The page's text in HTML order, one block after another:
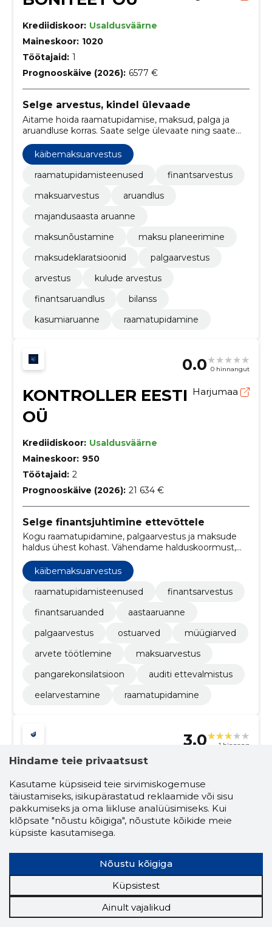
Krediidiskoor: Usaldusväärne
Maineskoor: 1020
Töötajaid: 1
Prognooskäive (2026): 6577 €
Selge arvestus, kindel ülevaade
Aitame hoida raamatupidamise, maksud, palga ja
aruandluse korras. Saate selge ülevaate ning saate
käibemaksuarvestus
raamatupidamisteenused
finantsarvestus
maksuarvestus
aruandlus
majandusaasta aruanne
maksunõustamine
maksu planeerimine
maksudeklaratsioonid
palgaarvestus
arvestus
kulude arvestus
finantsaruandlus
bilanss
kasumiaruanne
raamatupidamine
0.0 0 hinnangut
KONTROLLER EESTI
OÜ
Harjumaa
Krediidiskoor: Usaldusväärne
Maineskoor: 950
Töötajaid: 2
Prognooskäive (2026): 21 634 €
Selge finantsjuhtimine ettevõttele
Kogu raamatupidamine, palgaarvestus ja maksude
haldus ühest kohast. Vähendame halduskoormust,
tagame seaduslikkuse ja selged finantsaruanded.
käibemaksuarvestus
raamatupidamisteenused
finantsarvestus
finantsaruanded
aastaaruanne
palgaarvestus
ostuarved
müügiarved
arvete töötlemine
maksuarvestus
pangarekonsilatsioon
auditi ettevalmistus
eelarvestamine
raamatupidamine
3.0 1 hinnang
LANDFINANTS OÜ
Krediidiskoor: Usaldusväärne
Maineskoor: 910
Töötajaid: 1
Selge raamatupidamine, kindel
Täisteenus raamatupidamisest ja palgaarvestusest
kuni finantsaruandluseni; tagame korrektsuse,
Hindame teie privaatsust
Kasutame küpsiseid teie sirvimiskogemuse
täiustamiseks, isikupärastatud reklaamide või sisu
pakkumiseks ja oma liikluse analüüsimiseks. Kui
klõpsate "nõustu kõigiga", nõustute kõikide meie
küpsiste kasutamisega.
Nõustu kõigiga
Küpsistest
Ainult vajalikud